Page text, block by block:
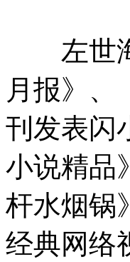
左世海
月报》、
刊发表闪
小说精品
杆水烟锅
经典网络